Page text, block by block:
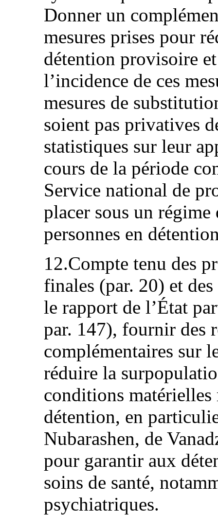
Donner un
mesures prises pour
détention provisoire
l’incidence de ces
mesures de
soient pas privatives
statistiques sur leur
cours de la période
Service national de
placer sous un régime
personnes en
12.Compte tenu des
finales (par. 20) et
le rapport de l’État
par. 147), fournir des
complémentaires sur
réduire la
conditions matérielles
détention, en
Nubarashen, de
pour garantir aux
soins de santé,
psychiatriques.